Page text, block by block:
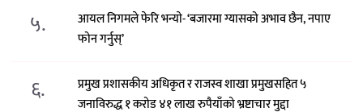
५.
आयल निगमले फेरि भन्याे- ‘बजारमा ग्यासको अभाव छैन, नपाए
फोन गर्नुस्’
६.
प्रमुख प्रशासकीय अधिकृत र राजस्व शाखा प्रमुखसहित ५
जनाविरुद्ध १ करोड ४१ लाख रुपैयाँको भ्रष्टाचार मुद्दा